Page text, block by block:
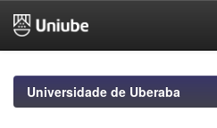
navigationUniversidade de Uberaba